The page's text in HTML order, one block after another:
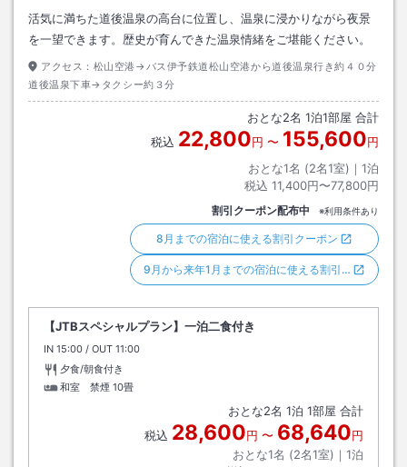
活気に満ちた道後温泉の高台に位置し、温泉に浸かりながら夜景
を一望できます。歴史が育んできた温泉情緒をご堪能ください。
アクセス： 松山空港→バス伊予鉄道松山空港から道後温泉行き約４０分
道後温泉下車→タクシー約３分
おとな2名 1泊1部屋 合計
税込 22,800円 〜 155,600円
おとな1名 (2名1室)｜ 1泊
税込 11,400円〜77,800円
割引クーポン配布中 ※利用条件あり
8月までの宿泊に使える割引クーポン
9月から来年1月までの宿泊に使える割引…
【JTBスペシャルプラン】一泊二食付き
IN チェックイン
15:00 / OUT チェックアウト
11:00
夕食/朝食付き
和室 禁煙 10畳
おとな2名 1泊 1部屋 合計
税込 28,600円 〜 68,640円
おとな1名 (2名1室)｜ 1泊